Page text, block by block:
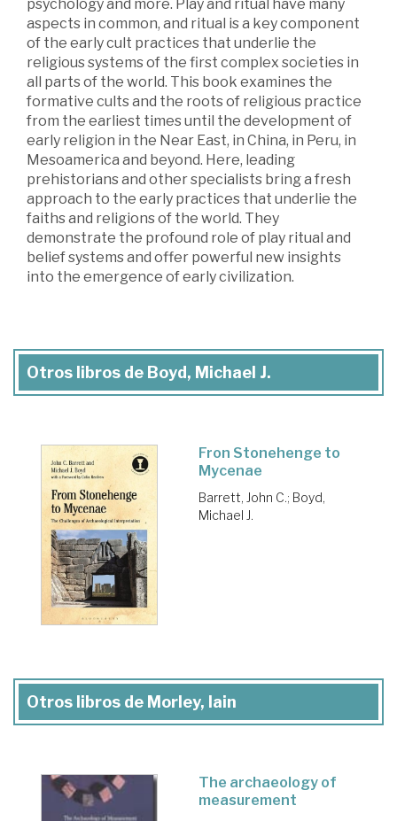
psychology and more. Play and ritual have many
aspects in common, and ritual is a key component
of the early cult practices that underlie the
religious systems of the first complex societies in
all parts of the world. This book examines the
formative cults and the roots of religious practice
from the earliest times until the development of
early religion in the Near East, in China, in Peru, in
Mesoamerica and beyond. Here, leading
prehistorians and other specialists bring a fresh
approach to the early practices that underlie the
faiths and religions of the world. They
demonstrate the profound role of play ritual and
belief systems and offer powerful new insights
into the emergence of early civilization.
Otros libros de Boyd, Michael J.
Fron Stonehenge to
Mycenae
Barrett, John C.; Boyd,
Michael J.
Otros libros de Morley, Iain
The archaeology of
measurement